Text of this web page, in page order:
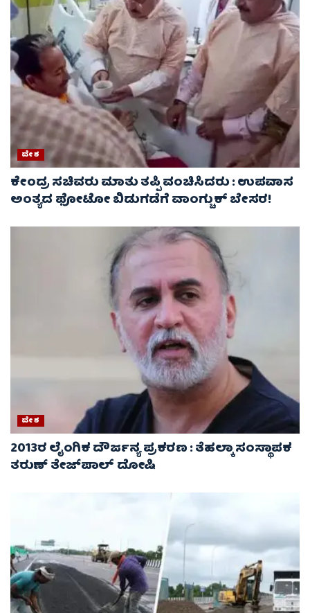
ದೇಶ
ಕೇಂದ್ರ ಸಚಿವರು ಮಾತು ತಪ್ಪಿ ವಂಚಿಸಿದರು : ಉಪವಾಸ
ಅಂತ್ಯದ ಫೋಟೋ ಬಿಡುಗಡೆಗೆ ವಾಂಗ್ಚುಕ್ ಬೇಸರ!
ದೇಶ
2013ರ ಲೈಂಗಿಕ ದೌರ್ಜನ್ಯ ಪ್ರಕರಣ : ತೆಹಲ್ಕಾ ಸಂಸ್ಥಾಪಕ
ತರುಣ್ ತೇಜ್‌ಪಾಲ್ ದೋಷಿ